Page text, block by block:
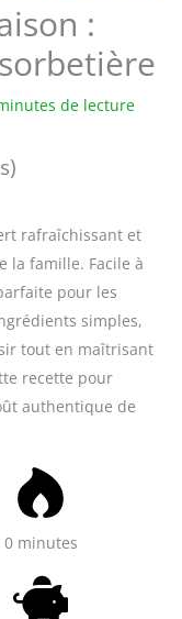
:
de lecture
rafraîchissant et
la famille. Facile à
pour les
simples,
tout en maîtrisant
recette pour
authentique de
0 minutes